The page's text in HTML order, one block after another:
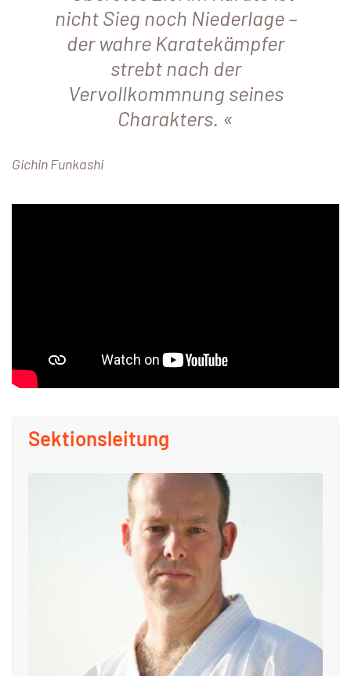
nicht Sieg noch Niederlage –
der wahre Karatekämpfer
strebt nach der
Vervollkommnung seines
Charakters.
Gichin Funkashi
Sektionsleitung